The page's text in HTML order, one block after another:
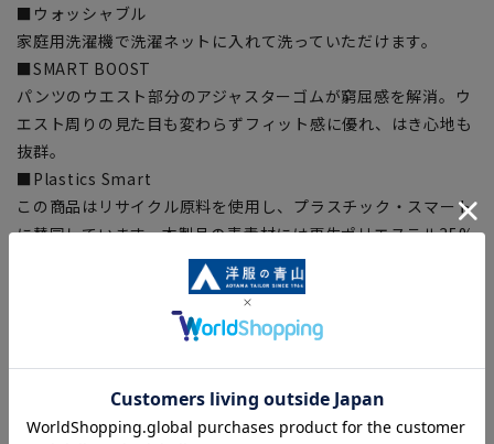
■ウォッシャブル
家庭用洗濯機で洗濯ネットに入れて洗っていただけます。
■SMART BOOST
パンツのウエスト部分のアジャスターゴムが窮屈感を解消。ウ
エスト周りの見た目も変わらずフィット感に優れ、はき心地も
抜群。
■Plastics Smart
この商品はリサイクル原料を使用し、プラスチック・スマート
に賛同しています。本製品の表素材には再生ポリエステル35%
を使用した生地を使用しています。
【シルエット】《細め(スリム)》 (当社比)
■こちらの商品はご購入時またはご購入後の裾上げが必要な商
品となります。裾上げテープは当サイトでご購入いただけま
す。